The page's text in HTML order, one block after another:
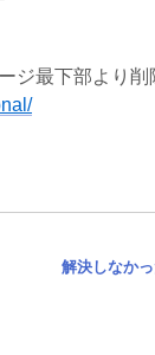
ジ最下部より削
解決しなか